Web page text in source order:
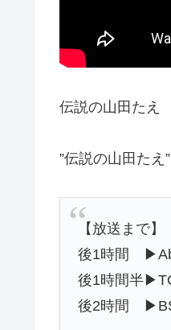
伝説の山田たえ
”伝説の山田たえ
【放送まで】
後1時間
後1時間半
後2時間